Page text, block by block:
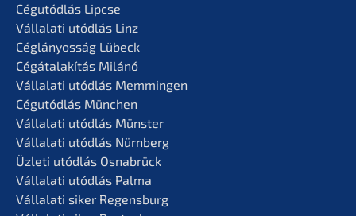
Cégutód­lás Lipcse
Vállala­ti utódlás Linz
Céglá­n­yos­ság Lübeck
Cégátalakí­tás Milánó
Vállala­ti utódlás Memmingen
Cégutód­lás München
Vállala­ti utódlás Münster
Vállala­ti utódlás Nürnberg
Üzleti utódlás Osnabrück
Vállala­ti utódlás Palma
Vállala­ti siker Regensburg